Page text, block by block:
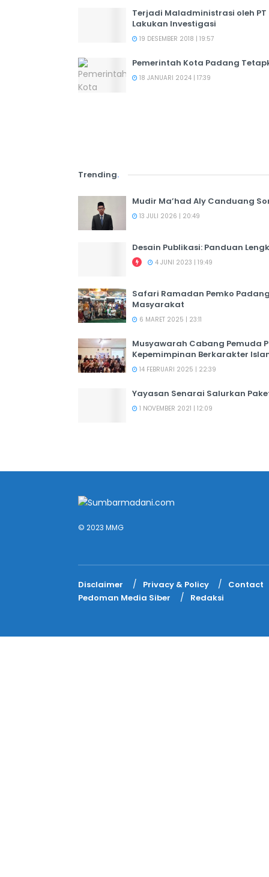
Terjadi Maladministrasi oleh PT
Lakukan Investigasi
19 DESEMBER 2018 | 19:57
Pemerintah Kota Padang
18 JANUARI 2024 | 17:39
Trending.
Mudir Ma’had Aly Canduang
13 JULI 2026 | 20:49
Desain Publikasi: Panduan
4 JUNI 2023 | 19:49
Safari Ramadan Pemko
Masyarakat
6 MARET 2025 | 23:11
Musyawarah Cabang Pemuda
Kepemimpinan Berkarakter
14 FEBRUARI 2025 | 22:39
Yayasan Senarai Salurkan
1 NOVEMBER 2021 | 12:09
© 2023 MMG
Disclaimer Privacy & Policy
Contact
Pedoman Media Siber
Redaksi